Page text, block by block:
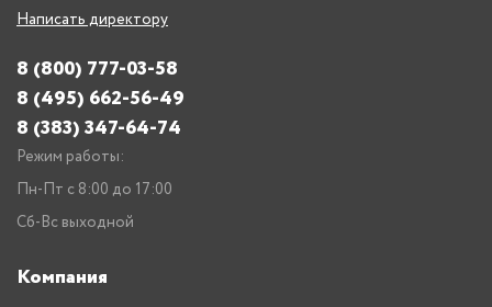
Написать директору
8 (800) 777-03-58
8 (495) 662-56-49
8 (383) 347-64-74
Режим работы:
Пн-Пт с 8:00 до 17:00
Сб-Вс выходной
Компания